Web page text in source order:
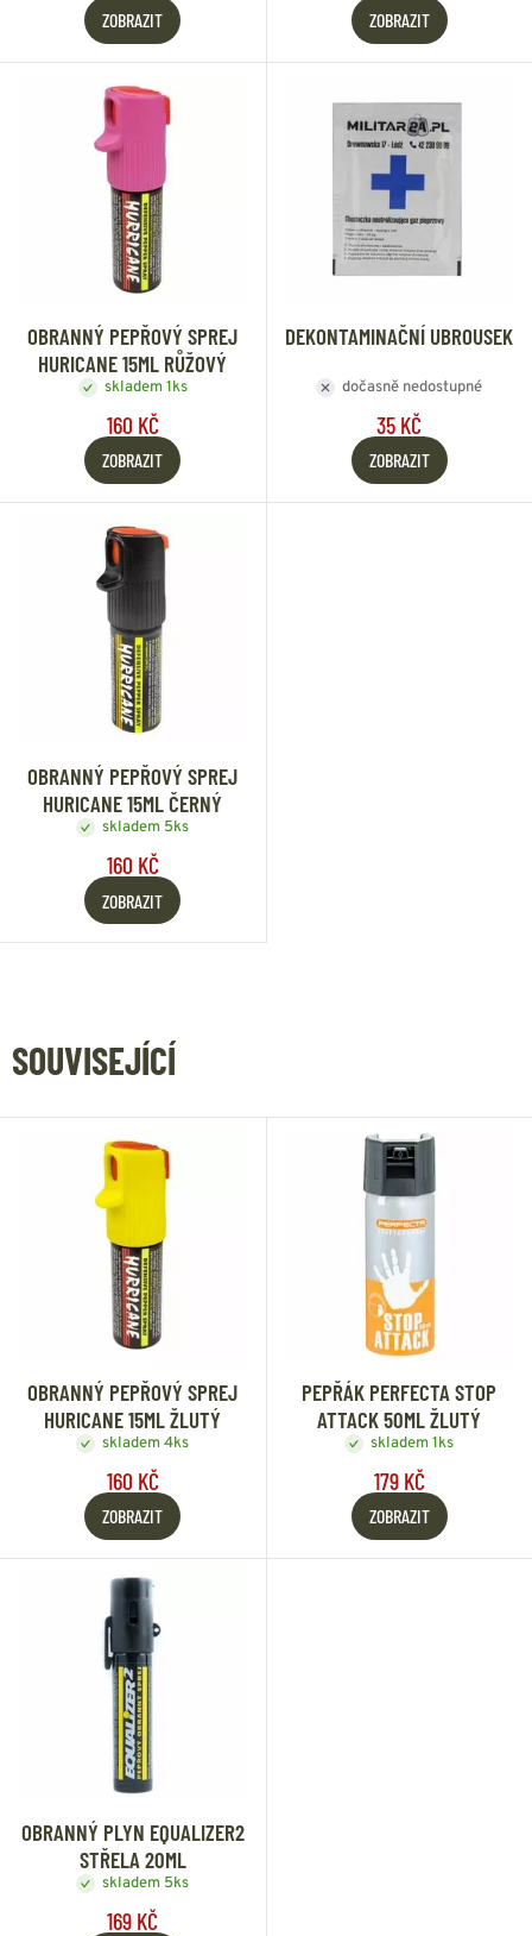
ZOBRAZIT ZOBRAZIT
OBRANNÝ PEPŘOVÝ SPREJ
HURICANE 15ML RŮŽOVÝ
skladem 1ks
160 KČ
ZOBRAZIT
DEKONTAMINAČNÍ UBROUSEK
dočasně nedostupné
35 KČ
ZOBRAZIT
OBRANNÝ PEPŘOVÝ SPREJ
HURICANE 15ML ČERNÝ
skladem 5ks
160 KČ
ZOBRAZIT
SOUVISEJÍCÍ
OBRANNÝ PEPŘOVÝ SPREJ
HURICANE 15ML ŽLUTÝ
skladem 4ks
160 KČ
ZOBRAZIT
PEPŘÁK PERFECTA STOP
ATTACK 50ML ŽLUTÝ
skladem 1ks
179 KČ
ZOBRAZIT
OBRANNÝ PLYN EQUALIZER2
STŘELA 20ML
skladem 5ks
169 KČ